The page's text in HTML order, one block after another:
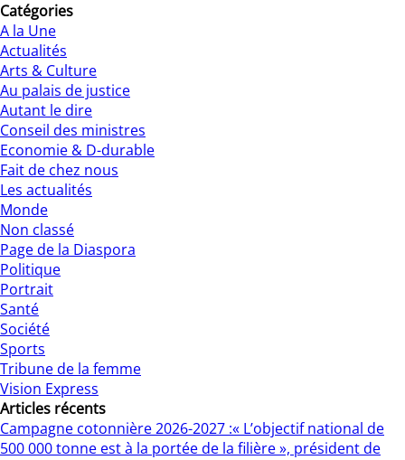
Catégories
A la Une
Actualités
Arts & Culture
Au palais de justice
Autant le dire
Conseil des ministres
Economie & D-durable
Fait de chez nous
Les actualités
Monde
Non classé
Page de la Diaspora
Politique
Portrait
Santé
Société
Sports
Tribune de la femme
Vision Express
Articles récents
Campagne cotonnière 2026-2027 :« L’objectif national de
500 000 tonne est à la portée de la filière », président de